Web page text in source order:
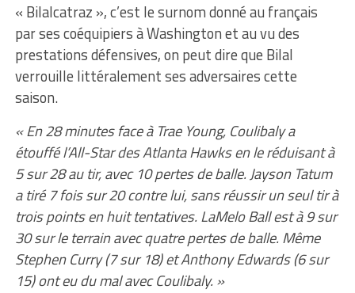
« Bilalcatraz », c’est le surnom donné au français
par ses coéquipiers à Washington et au vu des
prestations défensives, on peut dire que Bilal
verrouille littéralement ses adversaires cette
saison.
« En 28 minutes face à Trae Young, Coulibaly a
étouffé l’All-Star des Atlanta Hawks en le réduisant à
5 sur 28 au tir, avec 10 pertes de balle. Jayson Tatum
a tiré 7 fois sur 20 contre lui, sans réussir un seul tir à
trois points en huit tentatives. LaMelo Ball est à 9 sur
30 sur le terrain avec quatre pertes de balle. Même
Stephen Curry (7 sur 18) et Anthony Edwards (6 sur
15) ont eu du mal avec Coulibaly. »